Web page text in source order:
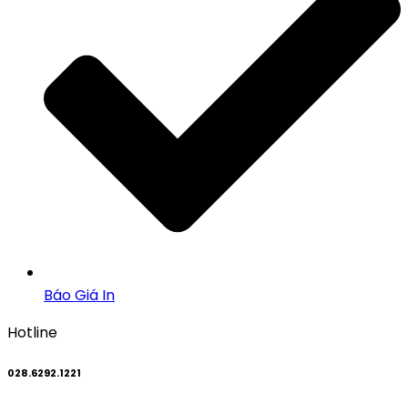
Báo Giá In
Hotline
028.6292.1221